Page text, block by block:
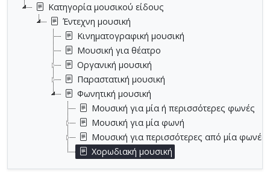
Κατηγορία μουσικού είδους
Έντεχνη μουσική
Κινηματογραφική μουσική
Μουσική για θέατρο
Οργανική μουσική
Παραστατική μουσική
Φωνητική μουσική
Μουσική για μία ή περισσότερες φωνές
Μουσική για μία φωνή
Μουσική για περισσότερες από μία φωνές
Χορωδιακή μουσική